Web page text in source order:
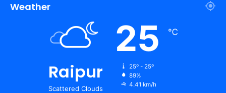
Weather
Raipur
Scattered Clouds
25 ℃
25º - 25º
89%
4.41 km/h